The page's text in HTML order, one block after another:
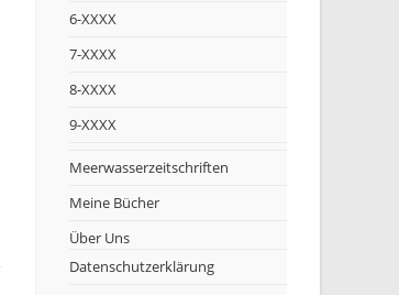
6-XXXX
7-XXXX
8-XXXX
9-XXXX
Meerwasserzeitschriften
Meine Bücher
Über Uns
Datenschutzerklärung